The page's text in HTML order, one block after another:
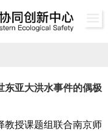
东亚大洪水事件的偶极
教授课题组联合南京师